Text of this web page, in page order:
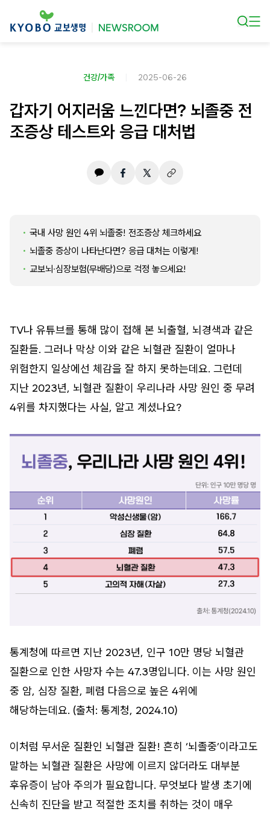
건강/가족 2025-06-26
갑자기 어지러움 느낀다면? 뇌졸중 전
조증상 테스트와 응급 대처법
국내 사망 원인 4위 뇌졸중! 전조증상 체크하세요
뇌졸중 증상이 나타난다면? 응급 대처는 이렇게!
교보뇌∙심장보험(무배당)으로 걱정 놓으세요!
TV나 유튜브를 통해 많이 접해 본 뇌출혈, 뇌경색과 같은
질환들. 그러나 막상 이와 같은 뇌혈관 질환이 얼마나
위험한지 일상에선 체감을 잘 하지 못하는데요. 그런데
지난 2023년, 뇌혈관 질환이 우리나라 사망 원인 중 무려
4위를 차지했다는 사실, 알고 계셨나요?
통계청에 따르면 지난 2023년, 인구 10만 명당 뇌혈관
질환으로 인한 사망자 수는 47.3명입니다. 이는 사망 원인
중 암, 심장 질환, 폐렴 다음으로 높은 4위에
해당하는데요. (출처: 통계청, 2024.10)
이처럼 무서운 질환인 뇌혈관 질환! 흔히 ‘뇌졸중’이라고도
말하는 뇌혈관 질환은 사망에 이르지 않더라도 대부분
후유증이 남아 주의가 필요합니다. 무엇보다 발생 초기에
신속히 진단을 받고 적절한 조치를 취하는 것이 매우